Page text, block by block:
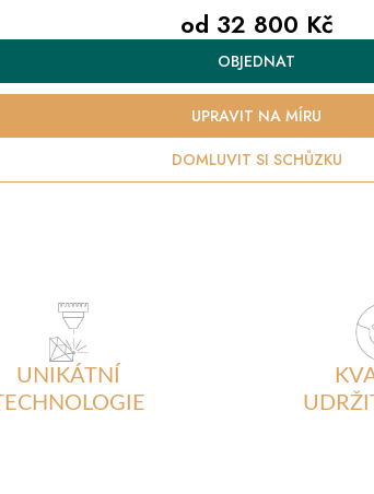
od 32 800 Kč
Měrná
cena:
OBJEDNAT
DOMLUVIT SI SCHŮZKU
UPRAVIT NA MÍRU
UNIKÁTNÍ